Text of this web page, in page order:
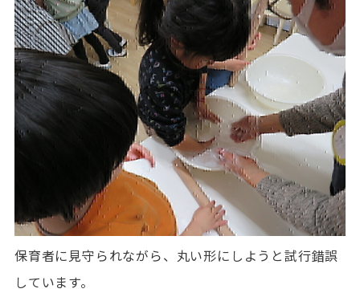
保育者に見守られながら、丸い形にしようと試行錯誤
しています。